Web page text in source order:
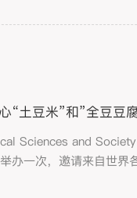
“土豆米”和”全豆豆
Sciences and
办一次，邀请来自世